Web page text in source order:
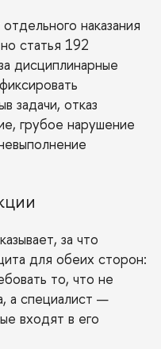
наказания
статья 192
дисциплинарные
задачи, отказ
грубое нарушение
за что
для обеих сторон:
то, что не
а специалист —
входят в его